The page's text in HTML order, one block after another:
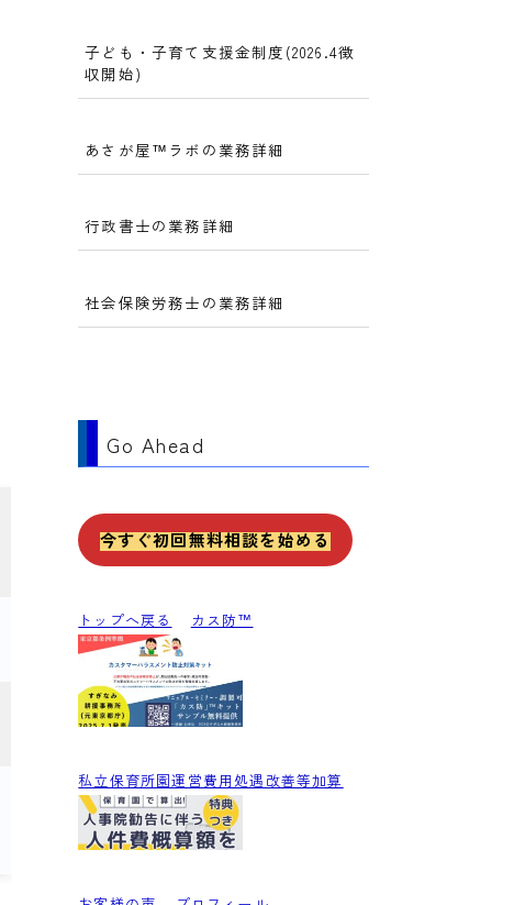
子ども・子育て支援金制度(2026.4徴
収開始)
あさが屋™ラボの業務詳細
行政書士の業務詳細
社会保険労務士の業務詳細
Go Ahead
今すぐ初回無料相談を始める
トップへ戻る カス防™
私立保育所園運営費用処遇改善等加算